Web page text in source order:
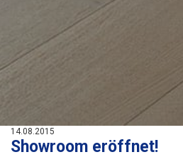
14.08.2015
Showroom eröffnet!